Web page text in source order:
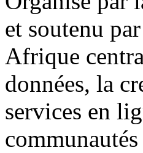
et soutenu
Afrique
données, la
services en